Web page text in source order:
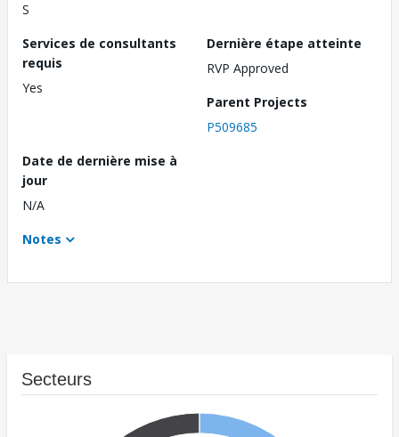
S
Services de consultants
requis
Yes
Dernière étape atteinte
RVP Approved
Parent Projects
P509685
Date de dernière mise à
jour
N/A
Notes
Secteurs